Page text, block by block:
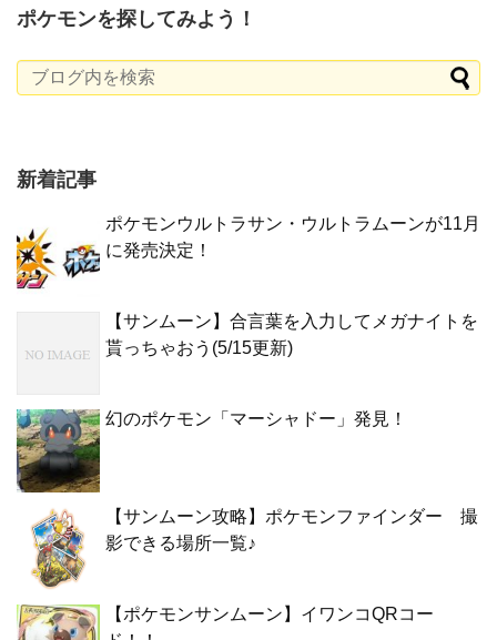
ポケモンを探してみよう！
新着記事
ポケモンウルトラサン・ウルトラムーンが11月
に発売決定！
【サンムーン】合言葉を入力してメガナイトを
貰っちゃおう(5/15更新)
幻のポケモン「マーシャドー」発見！
【サンムーン攻略】ポケモンファインダー 撮
影できる場所一覧♪
【ポケモンサンムーン】イワンコQRコー